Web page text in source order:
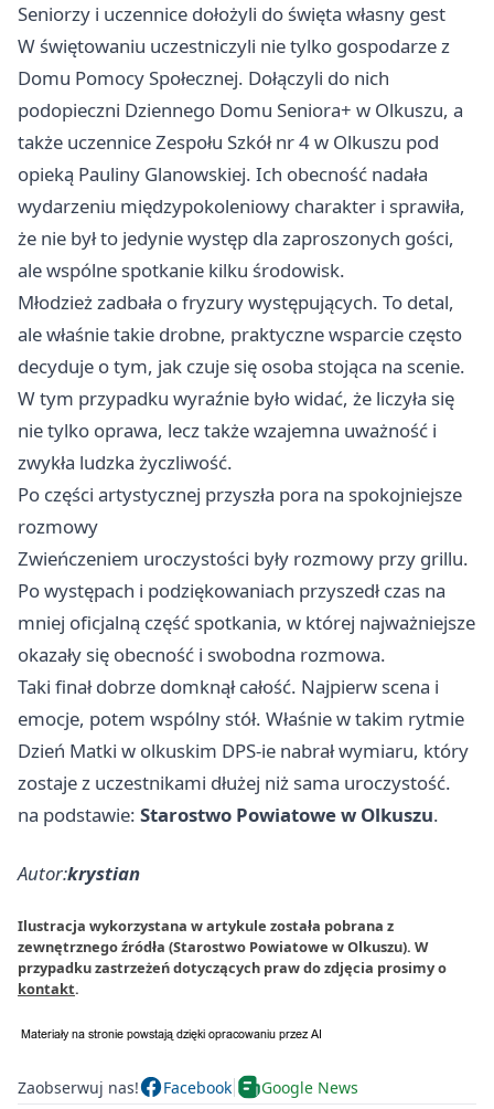
Seniorzy i uczennice dołożyli do święta własny gest
W świętowaniu uczestniczyli nie tylko gospodarze z
Domu Pomocy Społecznej. Dołączyli do nich
podopieczni Dziennego Domu Seniora+ w Olkuszu, a
także uczennice Zespołu Szkół nr 4 w Olkuszu pod
opieką Pauliny Glanowskiej. Ich obecność nadała
wydarzeniu międzypokoleniowy charakter i sprawiła,
że nie był to jedynie występ dla zaproszonych gości,
ale wspólne spotkanie kilku środowisk.
Młodzież zadbała o fryzury występujących. To detal,
ale właśnie takie drobne, praktyczne wsparcie często
decyduje o tym, jak czuje się osoba stojąca na scenie.
W tym przypadku wyraźnie było widać, że liczyła się
nie tylko oprawa, lecz także wzajemna uważność i
zwykła ludzka życzliwość.
Po części artystycznej przyszła pora na spokojniejsze
rozmowy
Zwieńczeniem uroczystości były rozmowy przy grillu.
Po występach i podziękowaniach przyszedł czas na
mniej oficjalną część spotkania, w której najważniejsze
okazały się obecność i swobodna rozmowa.
Taki finał dobrze domknął całość. Najpierw scena i
emocje, potem wspólny stół. Właśnie w takim rytmie
Dzień Matki w olkuskim DPS-ie nabrał wymiaru, który
zostaje z uczestnikami dłużej niż sama uroczystość.
na podstawie: Starostwo Powiatowe w Olkuszu.
Autor:krystian
Ilustracja wykorzystana w artykule została pobrana z
zewnętrznego źródła (Starostwo Powiatowe w Olkuszu). W
przypadku zastrzeżeń dotyczących praw do zdjęcia prosimy o
kontakt.
Zaobserwuj nas! Facebook Google News